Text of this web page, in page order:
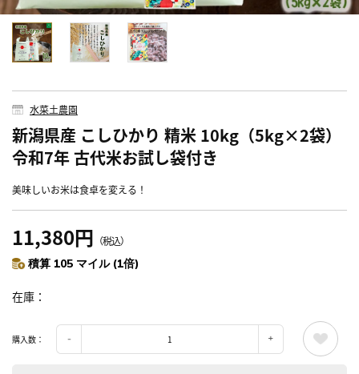
水菜土農園
新潟県産 こしひかり 精米 10kg（5kg×2袋）
令和7年 古代米お試し袋付き
美味しいお米は食卓を変える！
11,380円 （税込）
積算 105 マイル (1倍)
在庫
購入数：